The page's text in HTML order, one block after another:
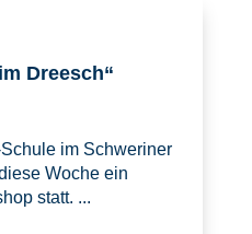
Dreesch“
im Schweriner
Woche ein
statt. ...